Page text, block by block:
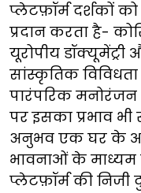
प्लेटफ़ॉर्म दर्शकों
प्रदान करता है-
यूरोपीय डॉक्यूमेंट्री
सांस्कृतिक
पारंपरिक मनोरंजन
पर इसका प्रभाव
अनुभव एक घर के
भावनाओं के माध्यम
प्लेटफ़ॉर्म की निजी